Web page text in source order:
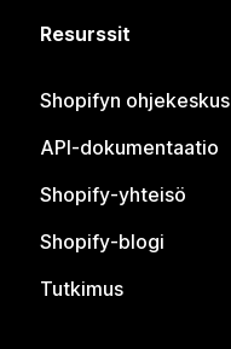
Resurssit
Shopifyn ohjekeskus
API-dokumentaatio
Shopify-yhteisö
Shopify-blogi
Tutkimus